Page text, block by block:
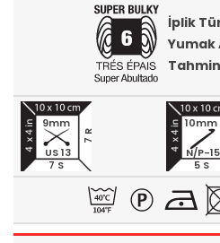
İplik
Yumak
7 S
7 R
9mm
US 13
5 S
10mm
N/P-15